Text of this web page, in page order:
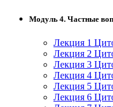
Модуль 4. Частные
Лекция 1
Лекция 2
Лекция 3
Лекция 4
Лекция 5
Лекция 6